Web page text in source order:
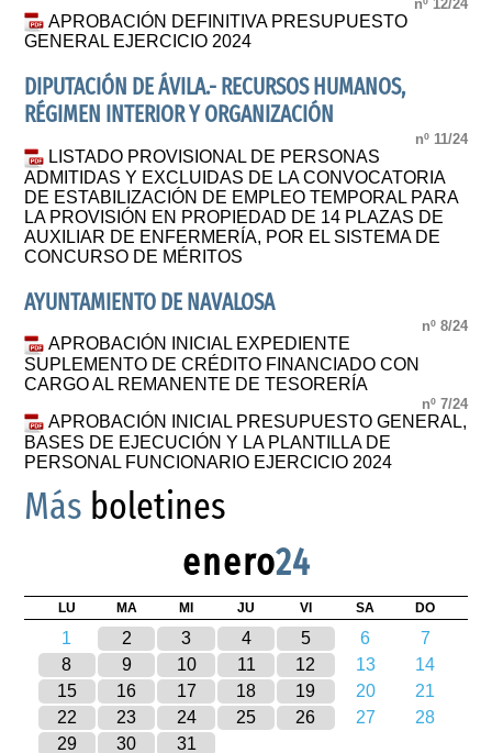
nº 12/24
APROBACIÓN DEFINITIVA PRESUPUESTO
GENERAL EJERCICIO 2024
DIPUTACIÓN DE ÁVILA.- RECURSOS HUMANOS,
RÉGIMEN INTERIOR Y ORGANIZACIÓN
nº 11/24
LISTADO PROVISIONAL DE PERSONAS
ADMITIDAS Y EXCLUIDAS DE LA CONVOCATORIA
DE ESTABILIZACIÓN DE EMPLEO TEMPORAL PARA
LA PROVISIÓN EN PROPIEDAD DE 14 PLAZAS DE
AUXILIAR DE ENFERMERÍA, POR EL SISTEMA DE
CONCURSO DE MÉRITOS
AYUNTAMIENTO DE NAVALOSA
nº 8/24
APROBACIÓN INICIAL EXPEDIENTE
SUPLEMENTO DE CRÉDITO FINANCIADO CON
CARGO AL REMANENTE DE TESORERÍA
nº 7/24
APROBACIÓN INICIAL PRESUPUESTO GENERAL,
BASES DE EJECUCIÓN Y LA PLANTILLA DE
PERSONAL FUNCIONARIO EJERCICIO 2024
Más boletines
enero24
LU MA MI JU VI SA DO
1 2 3 4 5 6
7
8
9 10 11 12 13
14
15
16 17 18 19 20
21
22
23 24 25 26 27
28
29
30 31